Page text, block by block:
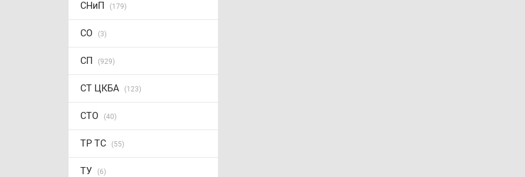
СНиП (179)
СО (3)
СП (929)
СТ ЦКБА (123)
СТО (40)
ТР ТС (55)
ТУ (6)